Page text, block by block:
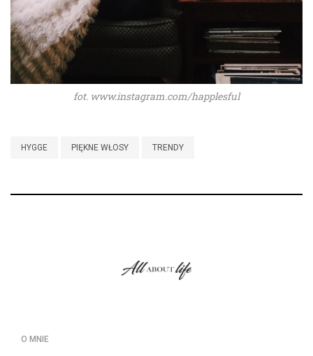
fot. www.instagram.com/happlesful
HYGGE PIĘKNE WŁOSY TRENDY
O MNIE